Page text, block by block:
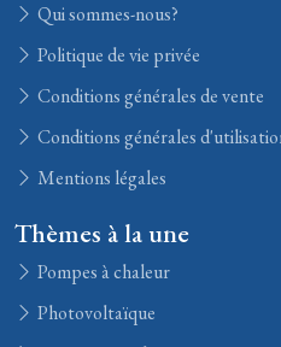
Qui sommes-nous?
Politique de vie privée
Conditions générales de vente
Conditions générales
Mentions légales
Thèmes à la une
Pompes à chaleur
Photovoltaïque